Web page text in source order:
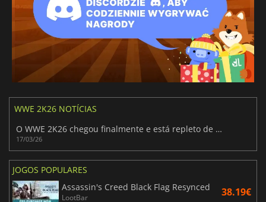
WWE 2K26 NOTÍCIAS
O WWE 2K26 chegou finalmente e está repleto de conteúdo
17/03/26
JOGOS POPULARES
Assassin's Creed Black Flag Resynced
LootBar 38.19€